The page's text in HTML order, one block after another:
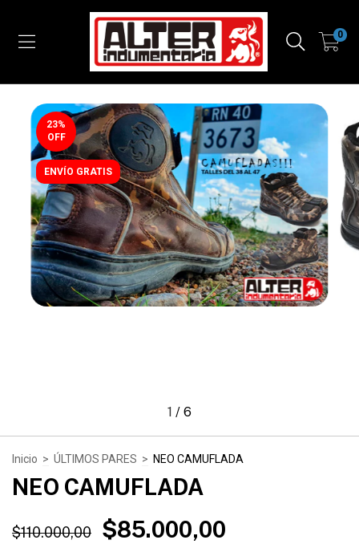
0
23%
OFF
ENVÍO GRATIS
1 / 6
Inicio > ÚLTIMOS PARES > NEO CAMUFLADA
NEO CAMUFLADA
$110.000,00 $85.000,00